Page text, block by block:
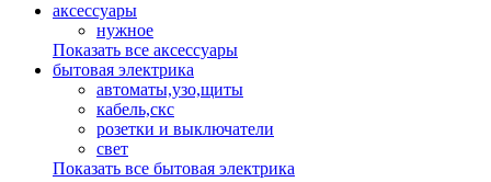
аксессуары
нужное
Показать все аксессуары
бытовая электрика
автоматы,узо,щиты
кабель,скс
розетки и выключатели
свет
Показать все бытовая электрика